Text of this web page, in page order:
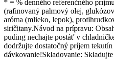
* = % denného referenčného
(rafinovaný palmový olej,
aróma (mlieko, lepok),
siričitany.Návod na prípravu:
puding nechajte postáť v
dodržujte dostatočný príjem
dávkovanie!Skladovanie: